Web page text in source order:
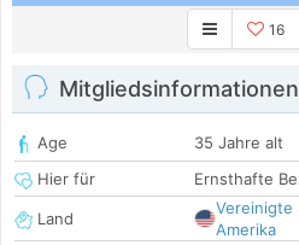
16
Mitgliedsinformationen
Age
35 Jahre alt
Hier für
Ernsthafte
Land
Vereinigte
Amerika